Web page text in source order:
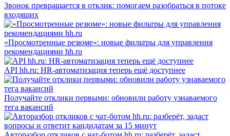
Звонок превращается в отклик: помогаем разобраться в потоке
входящих
«Просмотренные резюме»: новые фильтры для управления
рекомендациями hh.ru
API hh.ru: HR-автоматизация теперь ещё доступнее
Получайте отклики первыми: обновили работу узнаваемого
тега вакансий